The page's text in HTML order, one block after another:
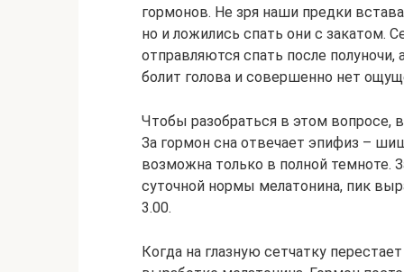
гормонов. Не зря наши предки
но и ложились спать они с закатом.
отправляются спать после
болит голова и совершенно нет
Чтобы разобраться в этом вопросе,
За гормон сна отвечает эпифиз –
возможна только в полной темноте.
суточной нормы мелатонина, пик
3.00.
Когда на глазную сетчатку